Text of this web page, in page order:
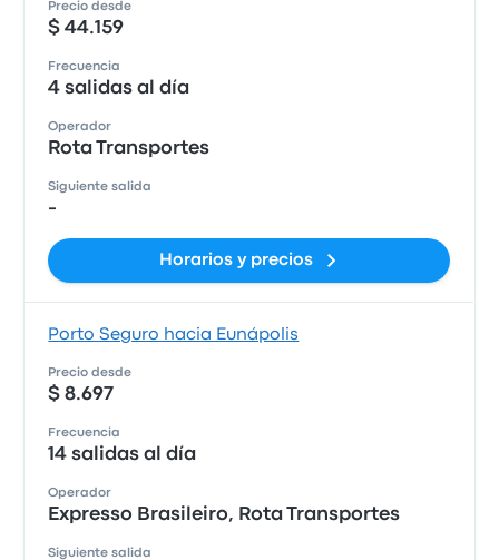
Precio desde
$ 44.159
Frecuencia
4 salidas al día
Operador
Rota Transportes
Siguiente salida
-
Horarios y precios
Porto Seguro hacia Eunápolis
Precio desde
$ 8.697
Frecuencia
14 salidas al día
Operador
Expresso Brasileiro, Rota Transportes
Siguiente salida